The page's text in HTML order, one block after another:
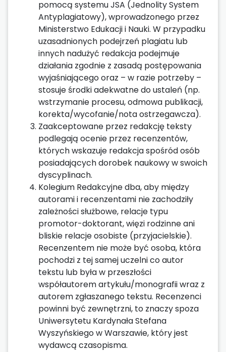
pomocą systemu JSA (Jednolity System
Antyplagiatowy), wprowadzonego przez
Ministerstwo Edukacji i Nauki. W przypadku
uzasadnionych podejrzeń plagiatu lub
innych nadużyć redakcja podejmuje
działania zgodnie z zasadą postępowania
wyjaśniającego oraz – w razie potrzeby –
stosuje środki adekwatne do ustaleń (np.
wstrzymanie procesu, odmowa publikacji,
korekta/wycofanie/nota ostrzegawcza).
Zaakceptowane przez redakcję teksty
podlegają ocenie przez recenzentów,
których wskazuje redakcja spośród osób
posiadających dorobek naukowy w swoich
dyscyplinach.
Kolegium Redakcyjne dba, aby między
autorami i recenzentami nie zachodziły
zależności służbowe, relacje typu
promotor-doktorant, więzi rodzinne ani
bliskie relacje osobiste (przyjacielskie).
Recenzentem nie może być osoba, która
pochodzi z tej samej uczelni co autor
tekstu lub była w przeszłości
współautorem artykułu/monografii wraz z
autorem zgłaszanego tekstu. Recenzenci
powinni być zewnętrzni, to znaczy spoza
Uniwersytetu Kardynała Stefana
Wyszyńskiego w Warszawie, który jest
wydawcą czasopisma.